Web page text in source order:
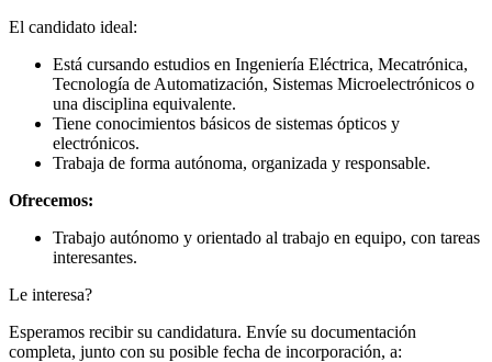
El candidato ideal:
Está cursando estudios en Ingeniería Eléctrica, Mecatrónica,
Tecnología de Automatización, Sistemas Microelectrónicos o
una disciplina equivalente.
Tiene conocimientos básicos de sistemas ópticos y
electrónicos.
Trabaja de forma autónoma, organizada y responsable.
Ofrecemos:
Trabajo autónomo y orientado al trabajo en equipo, con tareas
interesantes.
Le interesa?
Esperamos recibir su candidatura. Envíe su documentación
completa, junto con su posible fecha de incorporación, a: